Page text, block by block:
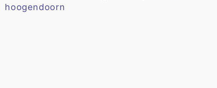
hoogendoorn